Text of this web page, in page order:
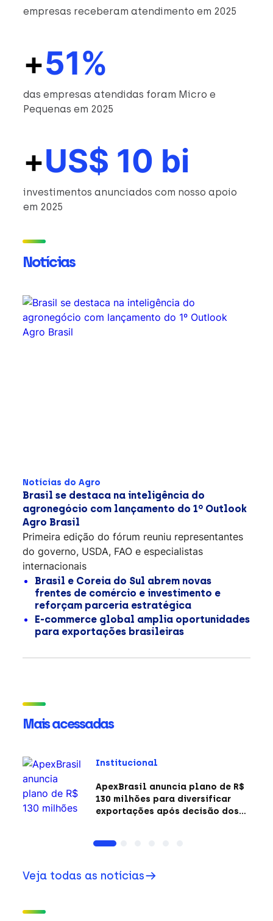
empresas receberam atendimento em 2025
+51%
das empresas atendidas foram Micro e
Pequenas em 2025
+US$ 10 bi
investimentos anunciados com nosso apoio
em 2025
Notícias
Notícias do Agro
Brasil se destaca na inteligência do
agronegócio com lançamento do 1º Outlook
Agro Brasil
Primeira edição do fórum reuniu representantes
do governo, USDA, FAO e especialistas
internacionais
Brasil e Coreia do Sul abrem novas
frentes de comércio e investimento e
reforçam parceria estratégica
E-commerce global amplia oportunidades
para exportações brasileiras
Mais acessadas
Institucional
ApexBrasil anuncia plano de R$
130 milhões para diversificar
exportações após decisão dos
Veja todas as notícias